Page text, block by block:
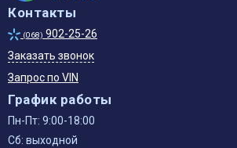
Контакты
(068) 902-25-26
Заказать звонок
Запрос по VIN
График работы
Пн-Пт: 9:00-18:00
Сб: выходной